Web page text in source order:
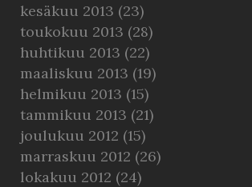
kesäkuu 2013 (23)
toukokuu 2013 (28)
huhtikuu 2013 (22)
maaliskuu 2013 (19)
helmikuu 2013 (15)
tammikuu 2013 (21)
joulukuu 2012 (15)
marraskuu 2012 (26)
lokakuu 2012 (24)